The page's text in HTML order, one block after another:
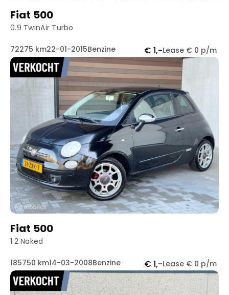
Fiat 500
0.9 TwinAir Turbo
72275 km22-01-2015Benzine € 1,-Lease € 0 p/m
Fiat 500
1.2 Naked
185750 km14-03-2008Benzine € 1,-Lease € 0 p/m